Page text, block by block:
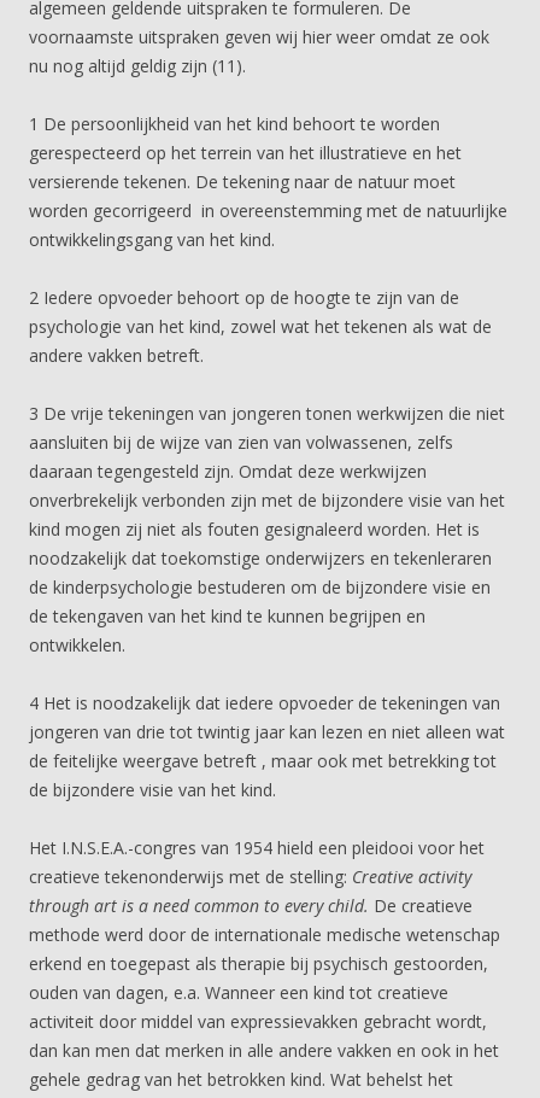
algemeen geldende uitspraken te formuleren. De
voornaamste uitspraken geven wij hier weer omdat ze ook
nu nog altijd geldig zijn (11).
1 De persoonlijkheid van het kind behoort te worden
gerespecteerd op het terrein van het illustratieve en het
versierende tekenen. De tekening naar de natuur moet
worden gecorrigeerd in overeenstemming met de natuurlijke
ontwikkelingsgang van het kind.
2 Iedere opvoeder behoort op de hoogte te zijn van de
psychologie van het kind, zowel wat het tekenen als wat de
andere vakken betreft.
3 De vrije tekeningen van jongeren tonen werkwijzen die niet
aansluiten bij de wijze van zien van volwassenen, zelfs
daaraan tegengesteld zijn. Omdat deze werkwijzen
onverbrekelijk verbonden zijn met de bijzondere visie van het
kind mogen zij niet als fouten gesignaleerd worden. Het is
noodzakelijk dat toekomstige onderwijzers en tekenleraren
de kinderpsychologie bestuderen om de bijzondere visie en
de tekengaven van het kind te kunnen begrijpen en
ontwikkelen.
4 Het is noodzakelijk dat iedere opvoeder de tekeningen van
jongeren van drie tot twintig jaar kan lezen en niet alleen wat
de feitelijke weergave betreft , maar ook met betrekking tot
de bijzondere visie van het kind.
Het I.N.S.E.A.-congres van 1954 hield een pleidooi voor het
creatieve tekenonderwijs met de stelling: Creative activity
through art is a need common to every child. De creatieve
methode werd door de internationale medische wetenschap
erkend en toegepast als therapie bij psychisch gestoorden,
ouden van dagen, e.a. Wanneer een kind tot creatieve
activiteit door middel van expressievakken gebracht wordt,
dan kan men dat merken in alle andere vakken en ook in het
gehele gedrag van het betrokken kind. Wat behelst het